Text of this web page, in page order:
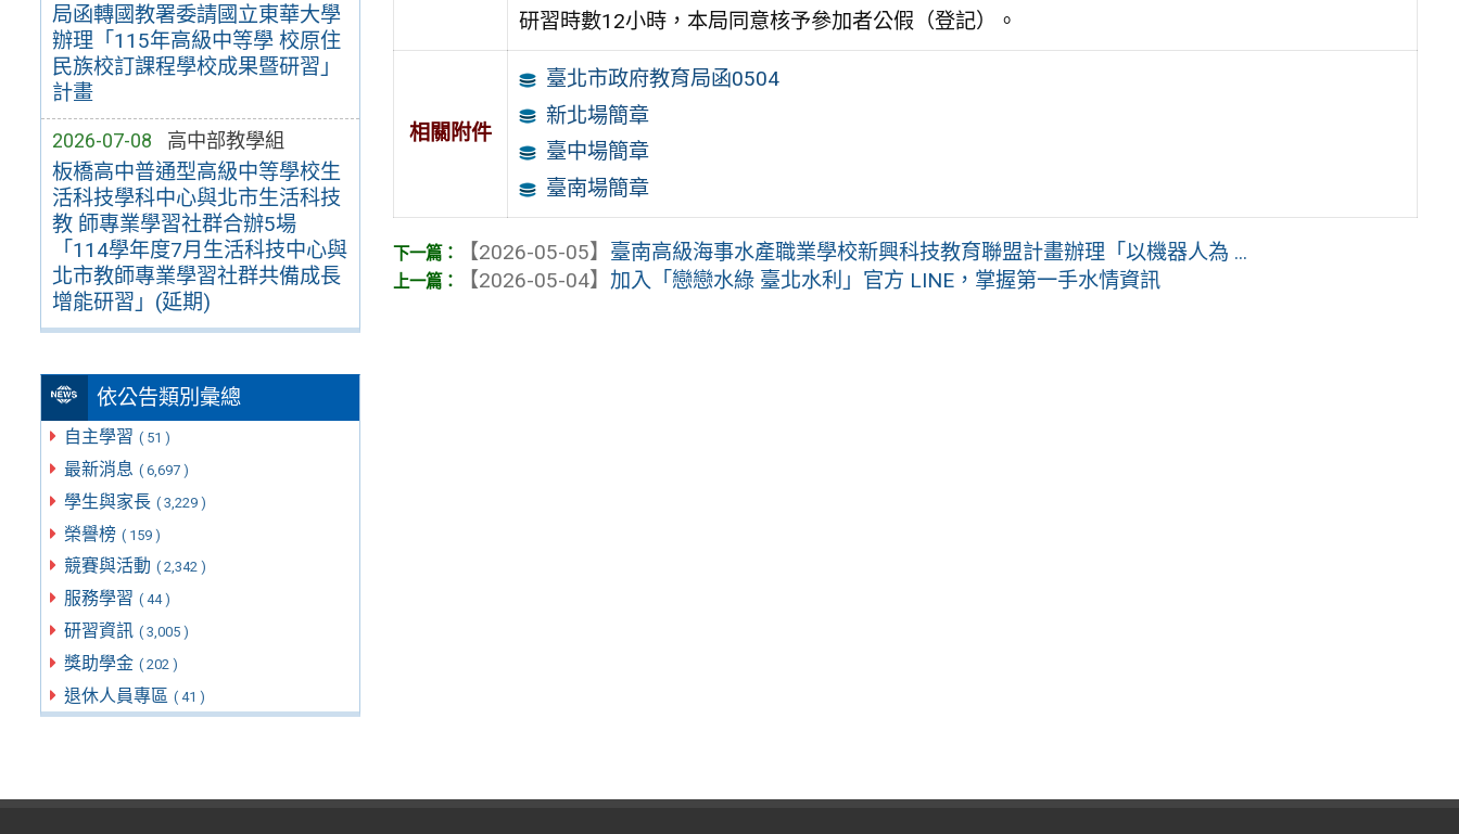
局函轉國教署委請國立東華大學
辦理「115年高級中等學 校原住
民族校訂課程學校成果暨研習」
計畫
2026-07-08 高中部教學組
板橋高中普通型高級中等學校生
活科技學科中心與北市生活科技
教 師專業學習社群合辦5場
「114學年度7月生活科技中心與
北市教師專業學習社群共備成長
增能研習」(延期)
依公告類別彙總
自主學習 ( 51 )
最新消息 ( 6,697 )
學生與家長 ( 3,229 )
榮譽榜 ( 159 )
競賽與活動 ( 2,342 )
服務學習 ( 44 )
研習資訊 ( 3,005 )
獎助學金 ( 202 )
退休人員專區 ( 41 )
研習時數12小時，本局同意核予參加者公假（登記）。
相關附件
臺北市政府教育局函0504
新北場簡章
臺中場簡章
臺南場簡章
【2026-05-05】 臺南高級海事水產職業學校新興科技教育聯盟計畫辦理「以機器人為 ...
【2026-05-04】 加入「戀戀水綠 臺北水利」官方 LINE，掌握第一手水情資訊